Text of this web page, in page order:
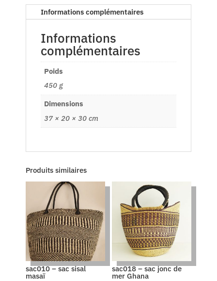
raphia
Informations complémentaires
Informations
complémentaires
Poids
450 g
Dimensions
37 × 20 × 30 cm
Produits similaires
sac010 – sac sisal
masaï
sac018 – sac jonc de
mer Ghana